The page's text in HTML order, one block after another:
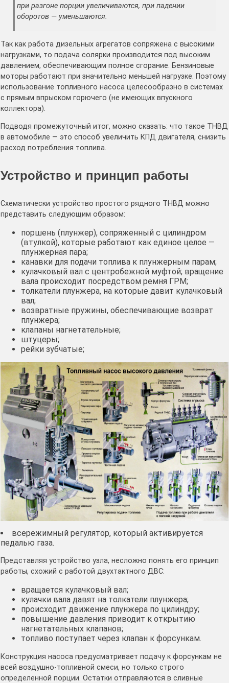
при разгоне порции увеличиваются, при падении
оборотов — уменьшаются.
Так как работа дизельных агрегатов сопряжена с высокими
нагрузками, то подача солярки производится под высоким
давлением, обеспечивающим полное сгорание. Бензиновые
моторы работают при значительно меньшей нагрузке. Поэтому
использование топливного насоса целесообразно в системах
с прямым впрыском горючего (не имеющих впускного
коллектора).
Подводя промежуточный итог, можно сказать: что такое ТНВД
в автомобиле — это способ увеличить КПД двигателя, снизить
расход потребления топлива.
Устройство и принцип работы
Схематически устройство простого рядного ТНВД можно
представить следующим образом:
поршень (плунжер), сопряженный с цилиндром
(втулкой), которые работают как единое целое —
плунжерная пара;
канавки для подачи топлива к плунжерным парам;
кулачковый вал с центробежной муфтой; вращение
вала происходит посредством ремня ГРМ;
толкатели плунжера, на которые давит кулачковый
вал;
возвратные пружины, обеспечивающие возврат
плунжера;
клапаны нагнетательные;
штуцеры;
рейки зубчатые;
всережимный регулятор, который активируется
педалью газа.
Представляя устройство узла, несложно понять его принцип
работы, схожий с работой двухтактного ДВС:
вращается кулачковый вал;
кулачки вала давят на толкатели плунжера;
происходит движение плунжера по цилиндру;
повышение давления приводит к открытию
нагнетательных клапанов;
топливо поступает через клапан к форсункам.
Конструкция насоса предусматривает подачу к форсункам не
всей воздушно-топливной смеси, но только строго
определенной порции. Остатки отправляются в сливные